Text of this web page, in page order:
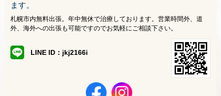
ます。
札幌市内無料出張。年中無休で治療しております。営業時間外、道
外、海外への出張も可能ですのでお気軽にご相談下さい。
LINE ID：jkj2166i